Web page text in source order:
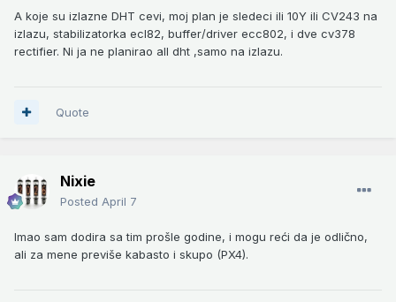
A koje su izlazne DHT cevi, moj plan je sledeci ili 10Y ili CV243 na
izlazu, stabilizatorka ecl82, buffer/driver ecc802, i dve cv378
rectifier. Ni ja ne planirao all dht ,samo na izlazu.
Quote
Nixie
Posted April 7
Imao sam dodira sa tim prošle godine, i mogu reći da je odlično,
ali za mene previše kabasto i skupo (PX4).